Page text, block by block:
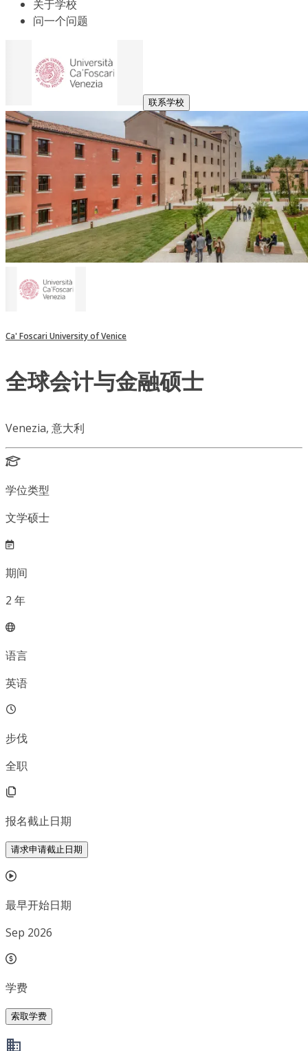
关于学校
问一个问题
联系学校
Ca' Foscari University of Venice
全球会计与金融硕士
Venezia, 意大利
学位类型
文学硕士
期间
2 年
语言
英语
步伐
全职
报名截止日期
请求申请截止日期
最早开始日期
Sep 2026
学费
索取学费